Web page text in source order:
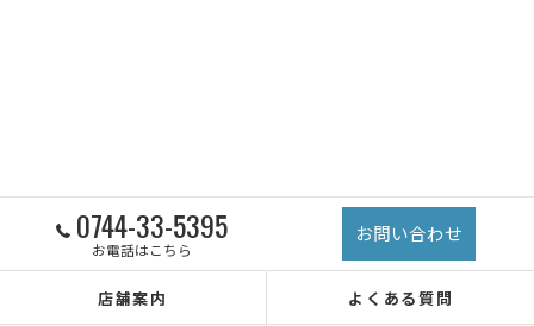
0744-33-5395
お電話はこちら
お問い合わせ
店舗案内 よくある質問